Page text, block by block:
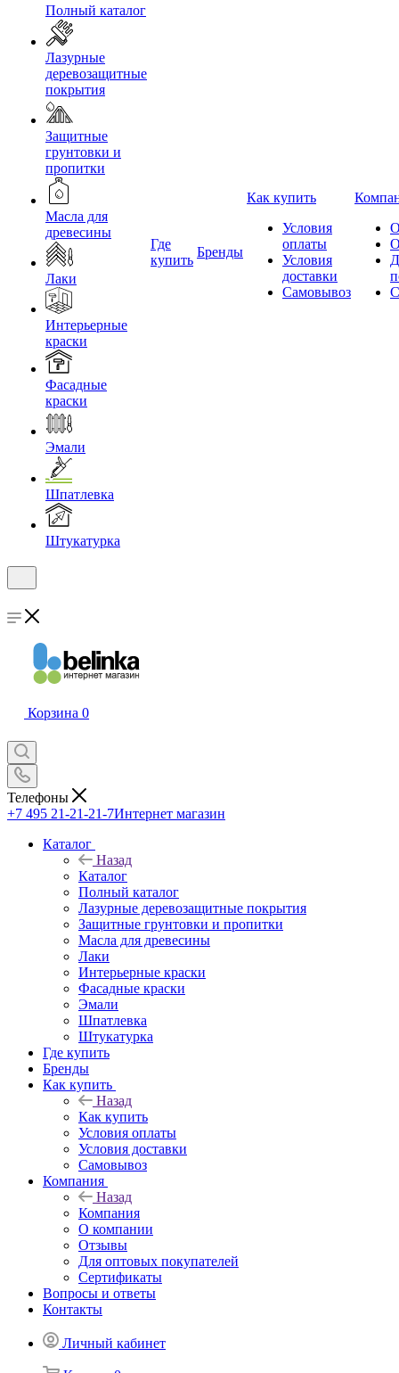
Полный каталог
Лазурные
деревозащитные
покрытия
Защитные
грунтовки и
пропитки
Масла для
древесины
Лаки
Интерьерные
краски
Фасадные
краски
Эмали
Шпатлевка
Штукатурка
Где
купить
Бренды
Как купить
Условия
оплаты
Условия
доставки
Самовывоз
Корзина 0
Телефоны
+7 495 21-21-21-7Интернет магазин
Каталог
Назад
Каталог
Полный каталог
Лазурные деревозащитные покрытия
Защитные грунтовки и пропитки
Масла для древесины
Лаки
Интерьерные краски
Фасадные краски
Эмали
Шпатлевка
Штукатурка
Где купить
Бренды
Как купить
Назад
Как купить
Условия оплаты
Условия доставки
Самовывоз
Компания
Назад
Компания
О компании
Отзывы
Для оптовых покупателей
Сертификаты
Вопросы и ответы
Контакты
Личный кабинет